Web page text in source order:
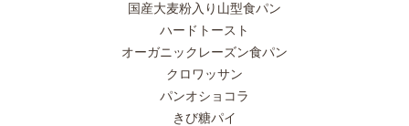
国産大麦粉入り山型食パン
ハードトースト
オーガニックレーズン食パン
クロワッサン
パンオショコラ
きび糖パイ